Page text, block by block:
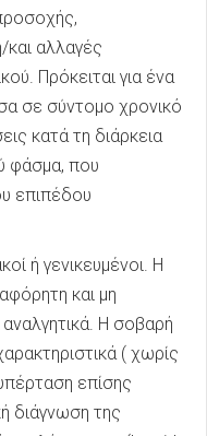
αλλαγές
Πρόκειται για ένα
σε σύντομο χρονικό
κατά τη διάρκεια
φάσμα, που
επιπέδου
ή γενικευμένοι. Η
και μη
Η σοβαρή
( χωρίς
επίσης
διάγνωση της